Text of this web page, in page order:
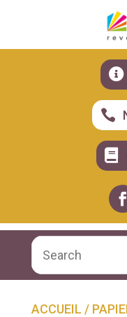



ACCUEIL /